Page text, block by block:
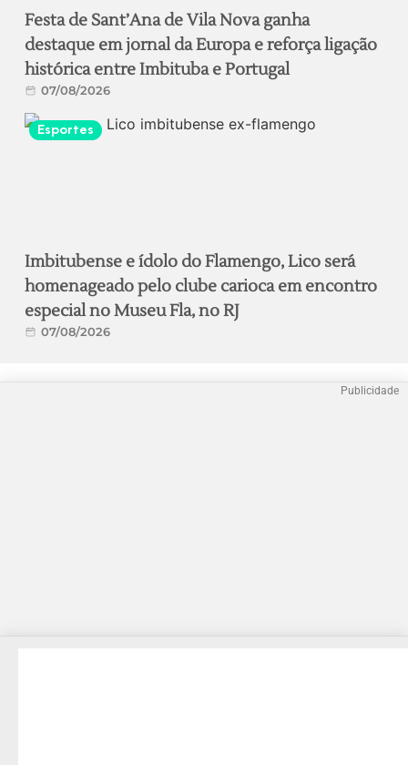
Festa de Sant’Ana de Vila Nova ganha
destaque em jornal da Europa e reforça ligação
histórica entre Imbituba e Portugal
07/08/2026
Esportes
Imbitubense e ídolo do Flamengo, Lico será
homenageado pelo clube carioca em encontro
especial no Museu Fla, no RJ
07/08/2026
Publicidade